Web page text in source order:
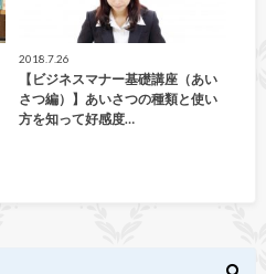
2018.7.26
【ビジネスマナー基礎講座（あい
さつ編）】あいさつの種類と使い
方を知って好感度…